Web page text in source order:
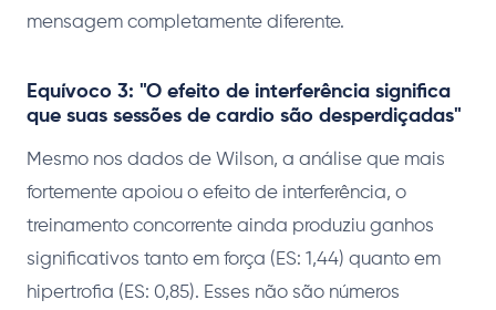
mensagem completamente diferente.
Equívoco 3: "O efeito de interferência significa
que suas sessões de cardio são desperdiçadas"
Mesmo nos dados de Wilson, a análise que mais
fortemente apoiou o efeito de interferência, o
treinamento concorrente ainda produziu ganhos
significativos tanto em força (ES: 1,44) quanto em
hipertrofia (ES: 0,85). Esses não são números